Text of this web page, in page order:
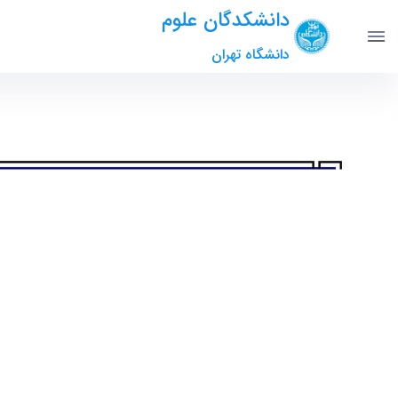
دانشکدگان علوم
دانشگاه تهران